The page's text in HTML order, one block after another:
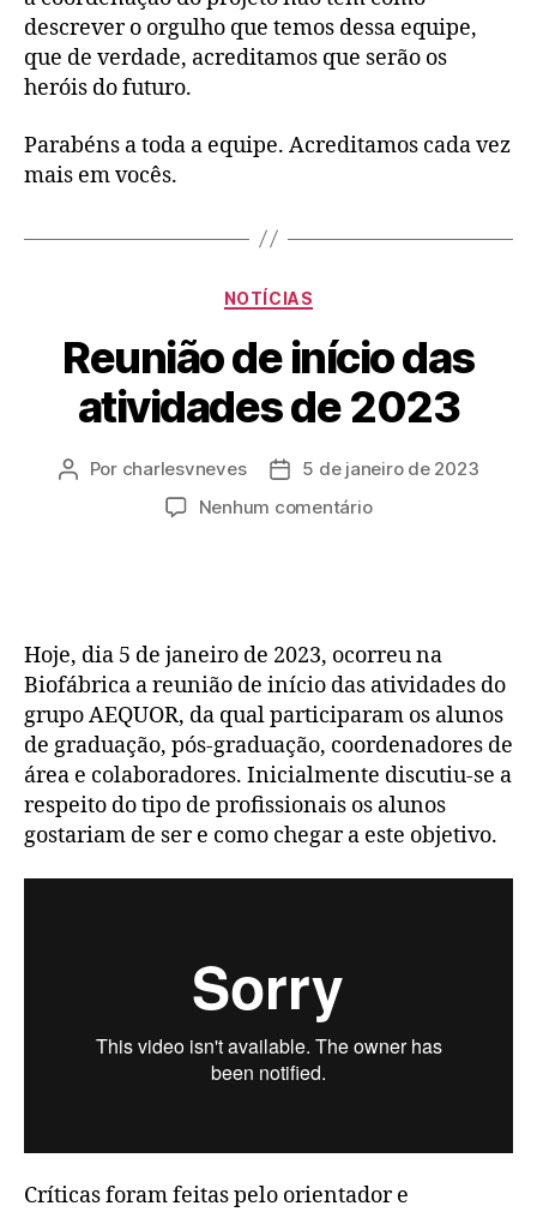
descrever o orgulho que temos dessa equipe,
que de verdade, acreditamos que serão os
heróis do futuro.
Parabéns a toda a equipe. Acreditamos cada vez
mais em vocês.
NOTÍCIAS
Reunião de início das
atividades de 2023
Por charlesvneves
5 de janeiro de 2023
Nenhum comentário
Hoje, dia 5 de janeiro de 2023, ocorreu na
Biofábrica a reunião de início das atividades do
grupo AEQUOR, da qual participaram os alunos
de graduação, pós-graduação, coordenadores de
área e colaboradores. Inicialmente discutiu-se a
respeito do tipo de profissionais os alunos
gostariam de ser e como chegar a este objetivo.
Críticas foram feitas pelo orientador e